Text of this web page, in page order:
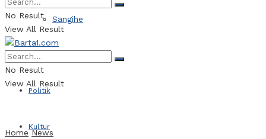
Sangihe
Politik
Kultur
No Result
View All Result
No Result
View All Result
Home News